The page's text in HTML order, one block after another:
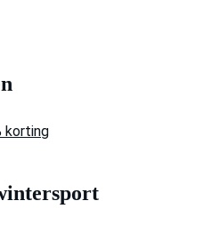
korting